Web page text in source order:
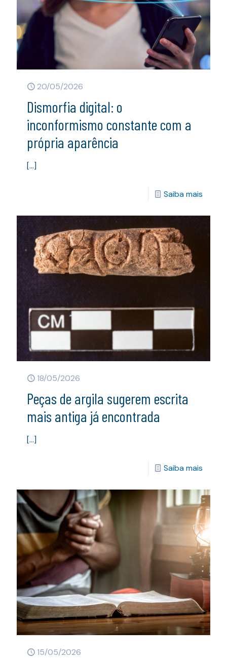
20/05/2026
Dismorfia digital: o
inconformismo constante com a
própria aparência
[…]
Saiba mais
18/05/2026
Peças de argila sugerem escrita
mais antiga já encontrada
[…]
Saiba mais
15/05/2026